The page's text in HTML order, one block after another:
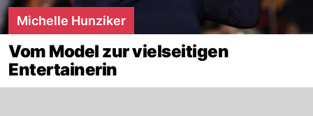
Michelle Hunziker
Vom Model zur vielseitigen
Entertainerin